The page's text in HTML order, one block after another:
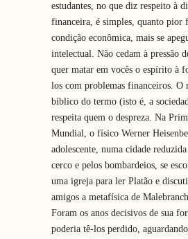
estudantes, no que diz respeito à
financeira, é simples, quanto pior
condição econômica, mais se
intelectual. Não cedam à pressão
quer matar em vocês o espírito à
los com problemas financeiros. O
bíblico do termo (isto é, a
respeita quem o despreza. Na
Mundial, o físico Werner
adolescente, numa cidade
cerco e pelos bombardeios, se
uma igreja para ler Platão e
amigos a metafísica de
Foram os anos decisivos de sua
poderia tê-los perdido,